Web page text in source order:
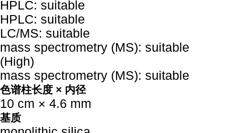
HPLC: suitable
HPLC: suitable
LC/MS: suitable
mass spectrometry (MS): suitable
(High)
mass spectrometry (MS): suitable
色谱柱长度 × 内径
10 cm × 4.6 mm
基质